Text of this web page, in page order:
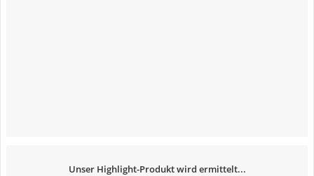
Unser Highlight-Produkt wird ermittelt...